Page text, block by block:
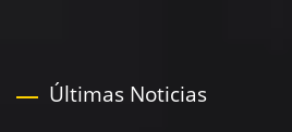
Últimas Noticias